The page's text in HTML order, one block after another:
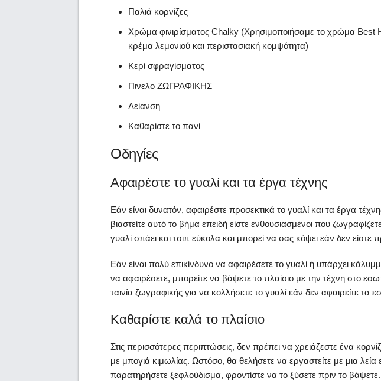
Παλιά κορνίζες
Χρώμα φινιρίσματος Chalky (Χρησιμοποιήσαμε το χρώμα Best
κρέμα λεμονιού και περιστασιακή κομψότητα)
Κερί σφραγίσματος
Πινελο ΖΩΓΡΑΦΙΚΗΣ
Λείανση
Καθαρίστε το πανί
Οδηγίες
Αφαιρέστε το γυαλί και τα έργα τέχνης
Εάν είναι δυνατόν, αφαιρέστε προσεκτικά το γυαλί και τα έργα
βιαστείτε αυτό το βήμα επειδή είστε ενθουσιασμένοι που
γυαλί σπάει και τσιπ εύκολα και μπορεί να σας κόψει εάν δεν είστε
Εάν είναι πολύ επικίνδυνο να αφαιρέσετε το γυαλί ή υπάρχει
να αφαιρέσετε, μπορείτε να βάψετε το πλαίσιο με την τέχνη στο
ταινία ζωγραφικής για να κολλήσετε το γυαλί εάν δεν αφαιρείτε τα
Καθαρίστε καλά το πλαίσιο
Στις περισσότερες περιπτώσεις, δεν πρέπει να χρειάζεστε ένα
με μπογιά κιμωλίας. Ωστόσο, θα θελήσετε να εργαστείτε με μια
παρατηρήσετε ξεφλούδισμα, φροντίστε να το ξύσετε πριν το βάψετε.